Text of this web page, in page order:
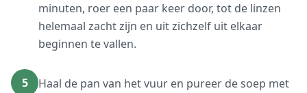
minuten, roer een paar keer door, tot de linzen
helemaal zacht zijn en uit zichzelf uit elkaar
beginnen te vallen.
5
Haal de pan van het vuur en pureer de soep met